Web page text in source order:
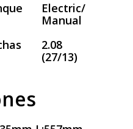
Electric/
Manual
2.08
(27/13)